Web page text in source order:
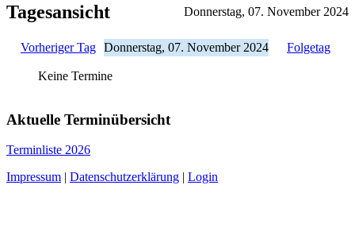
Tagesansicht Donnerstag, 07. November 2024
Vorheriger Tag Donnerstag, 07. November 2024 Folgetag
Keine Termine
Aktuelle Terminübersicht
Terminliste 2026
Impressum | Datenschutzerklärung | Login